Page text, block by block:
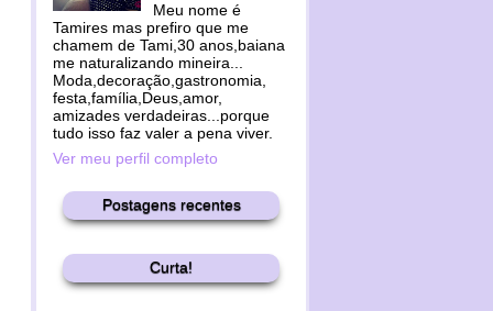
Meu nome é
Tamires mas prefiro que me
chamem de Tami,30 anos,baiana
me naturalizando mineira...
Moda,decoração,gastronomia,
festa,família,Deus,amor,
amizades verdadeiras...porque
tudo isso faz valer a pena viver.
Ver meu perfil completo
Postagens recentes
Curta!